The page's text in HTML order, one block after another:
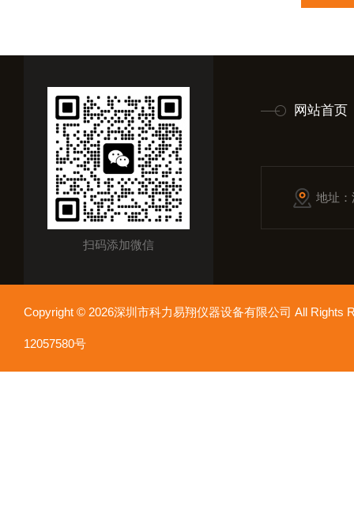
扫码添加微信
网站首页
地址
Copyright © 2026深圳市科力易翔仪器设备有限公司 All
12057580号